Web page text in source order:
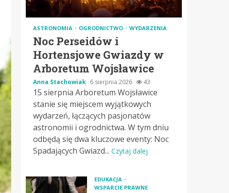
ASTRONOMIA OGRODNICTWO WYDARZENIA
Noc Perseidów i
Hortensjowe Gwiazdy w
Arboretum Wojsławice
Anna Stachowiak 6 sierpnia 2026 43
15 sierpnia Arboretum Wojsławice
stanie się miejscem wyjątkowych
wydarzeń, łączących pasjonatów
astronomii i ogrodnictwa. W tym dniu
odbędą się dwa kluczowe eventy: Noc
Spadających Gwiazd... Czytaj dalej
EDUKACJA
WSPARCIE PRAWNE